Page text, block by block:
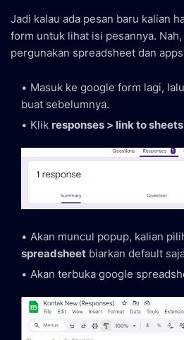
Jadi kalau ada pesan baru kalian
form untuk lihat isi pesannya.
pergunakan spreadsheet dan
Masuk ke google form lagi,
buat sebelumnya.
Klik responses > link to sheets
Akan muncul popup, kalian
spreadsheet biarkan default
Akan terbuka google